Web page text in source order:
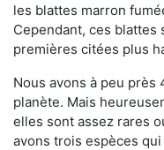
les blattes marron
Cependant, ces
premières citées plus
Nous avons à peu
planète. Mais
elles sont assez rares
avons trois espèces